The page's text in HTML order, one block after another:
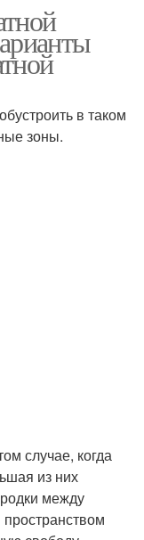
в таком
зоны.
случае, когда
из них
между